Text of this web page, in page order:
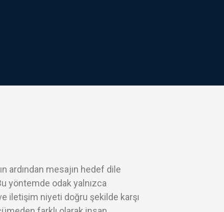
ardından mesajın hedef dile
yöntemde odak yalnızca
iletişim niyeti doğru şekilde karşı